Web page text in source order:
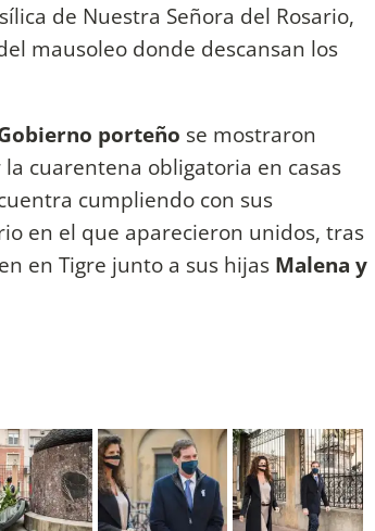
de Nuestra Señora del Rosario,
mausoleo donde descansan los
porteño se mostraron
cuarentena obligatoria en casas
cumpliendo con sus
en el que aparecieron unidos, tras
en Tigre junto a sus hijas Malena y